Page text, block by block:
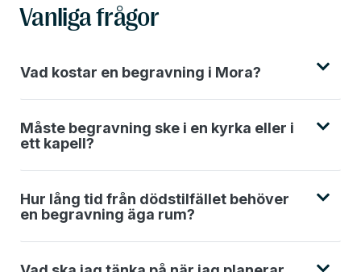
Vanliga frågor
Vad kostar en begravning i Mora?
Måste begravning ske i en kyrka eller i
ett kapell?
Hur lång tid från dödstilfället behöver
en begravning äga rum?